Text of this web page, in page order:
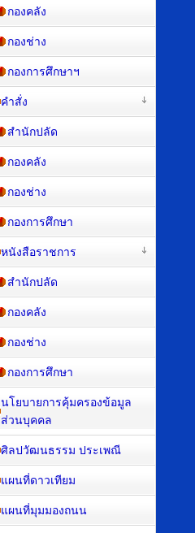
กองคลัง
กองช่าง
กองการศึกษาฯ
คำสั่ง
สำนักปลัด
กองคลัง
กองช่าง
กองการศึกษา
หนังสือราชการ
สำนักปลัด
กองคลัง
กองช่าง
กองการศึกษา
นโยบายการคุ้มครองข้อมูล
ส่วนบุคคล
ศิลปวัฒนธรรม ประเพณี
แผนที่ดาวเทียม
แผนที่มุมมองถนน